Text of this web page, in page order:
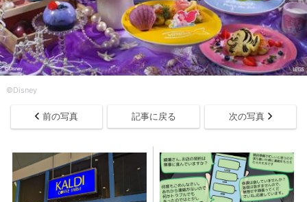
©Disney
前の写真 記事に戻る 次の写真